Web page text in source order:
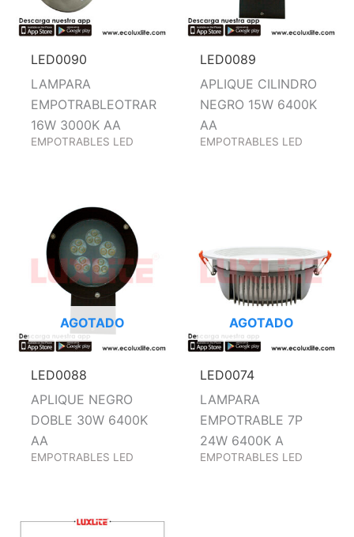
LED0090
LAMPARA
EMPOTRABLEOTRAR
16W 3000K AA
EMPOTRABLES LED
LED0089
APLIQUE CILINDRO
NEGRO 15W 6400K
AA
EMPOTRABLES LED
AGOTADO
LED0088
APLIQUE NEGRO
DOBLE 30W 6400K
AA
EMPOTRABLES LED
AGOTADO
LED0074
LAMPARA
EMPOTRABLE 7P
24W 6400K A
EMPOTRABLES LED